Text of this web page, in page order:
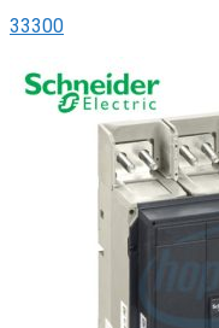
33300